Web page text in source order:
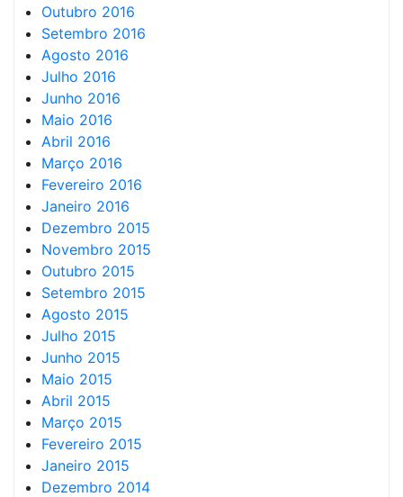
Outubro 2016
Setembro 2016
Agosto 2016
Julho 2016
Junho 2016
Maio 2016
Abril 2016
Março 2016
Fevereiro 2016
Janeiro 2016
Dezembro 2015
Novembro 2015
Outubro 2015
Setembro 2015
Agosto 2015
Julho 2015
Junho 2015
Maio 2015
Abril 2015
Março 2015
Fevereiro 2015
Janeiro 2015
Dezembro 2014